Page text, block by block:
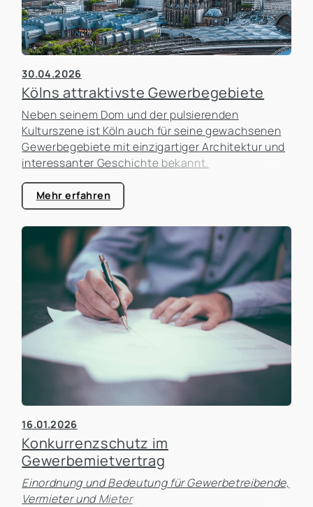
30.04.2026
Kölns attraktivste Gewerbegebiete
Neben seinem Dom und der pulsierenden
Kulturszene ist Köln auch für seine gewachsenen
Gewerbegebiete mit einzigartiger Architektur und
interessanter Geschichte bekannt.
Mehr erfahren
16.01.2026
Konkurrenzschutz im
Gewerbemietvertrag
Einordnung und Bedeutung für Gewerbetreibende,
Vermieter und Mieter